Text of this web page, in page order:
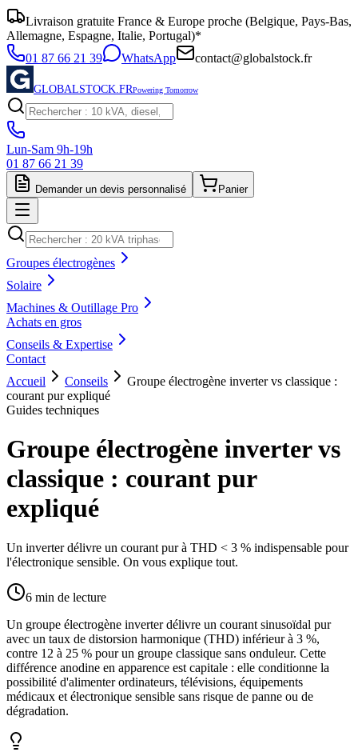
Livraison gratuite France & Europe proche (Belgique, Pays-Bas,
Allemagne, Espagne, Italie, Portugal)*
01 87 66 21 39
WhatsApp contact@globalstock.fr
GLOBALSTOCK.FRPowering Tomorrow
Lun-Sam 9h-19h
01 87 66 21 39
Demander un devis personnalisé Panier
Groupes électrogènes
Solaire
Machines & Outillage Pro
Achats en gros
Conseils & Expertise
Contact
Accueil
Conseils
Groupe électrogène inverter vs classique :
courant pur expliqué
Guides techniques
Groupe électrogène inverter vs
classique : courant pur
expliqué
Un inverter délivre un courant pur à THD < 3 % indispensable pour
l'électronique sensible. On vous explique tout.
6 min de lecture
Un groupe électrogène inverter délivre un courant sinusoïdal pur
avec un taux de distorsion harmonique (THD) inférieur à 3 %,
contre 12 à 25 % pour un groupe classique sans onduleur. Cette
différence anodine en apparence est capitale : elle conditionne la
possibilité d'alimenter ordinateurs, télévisions, équipements
médicaux et électronique sensible sans risque de panne ou de
dégradation.